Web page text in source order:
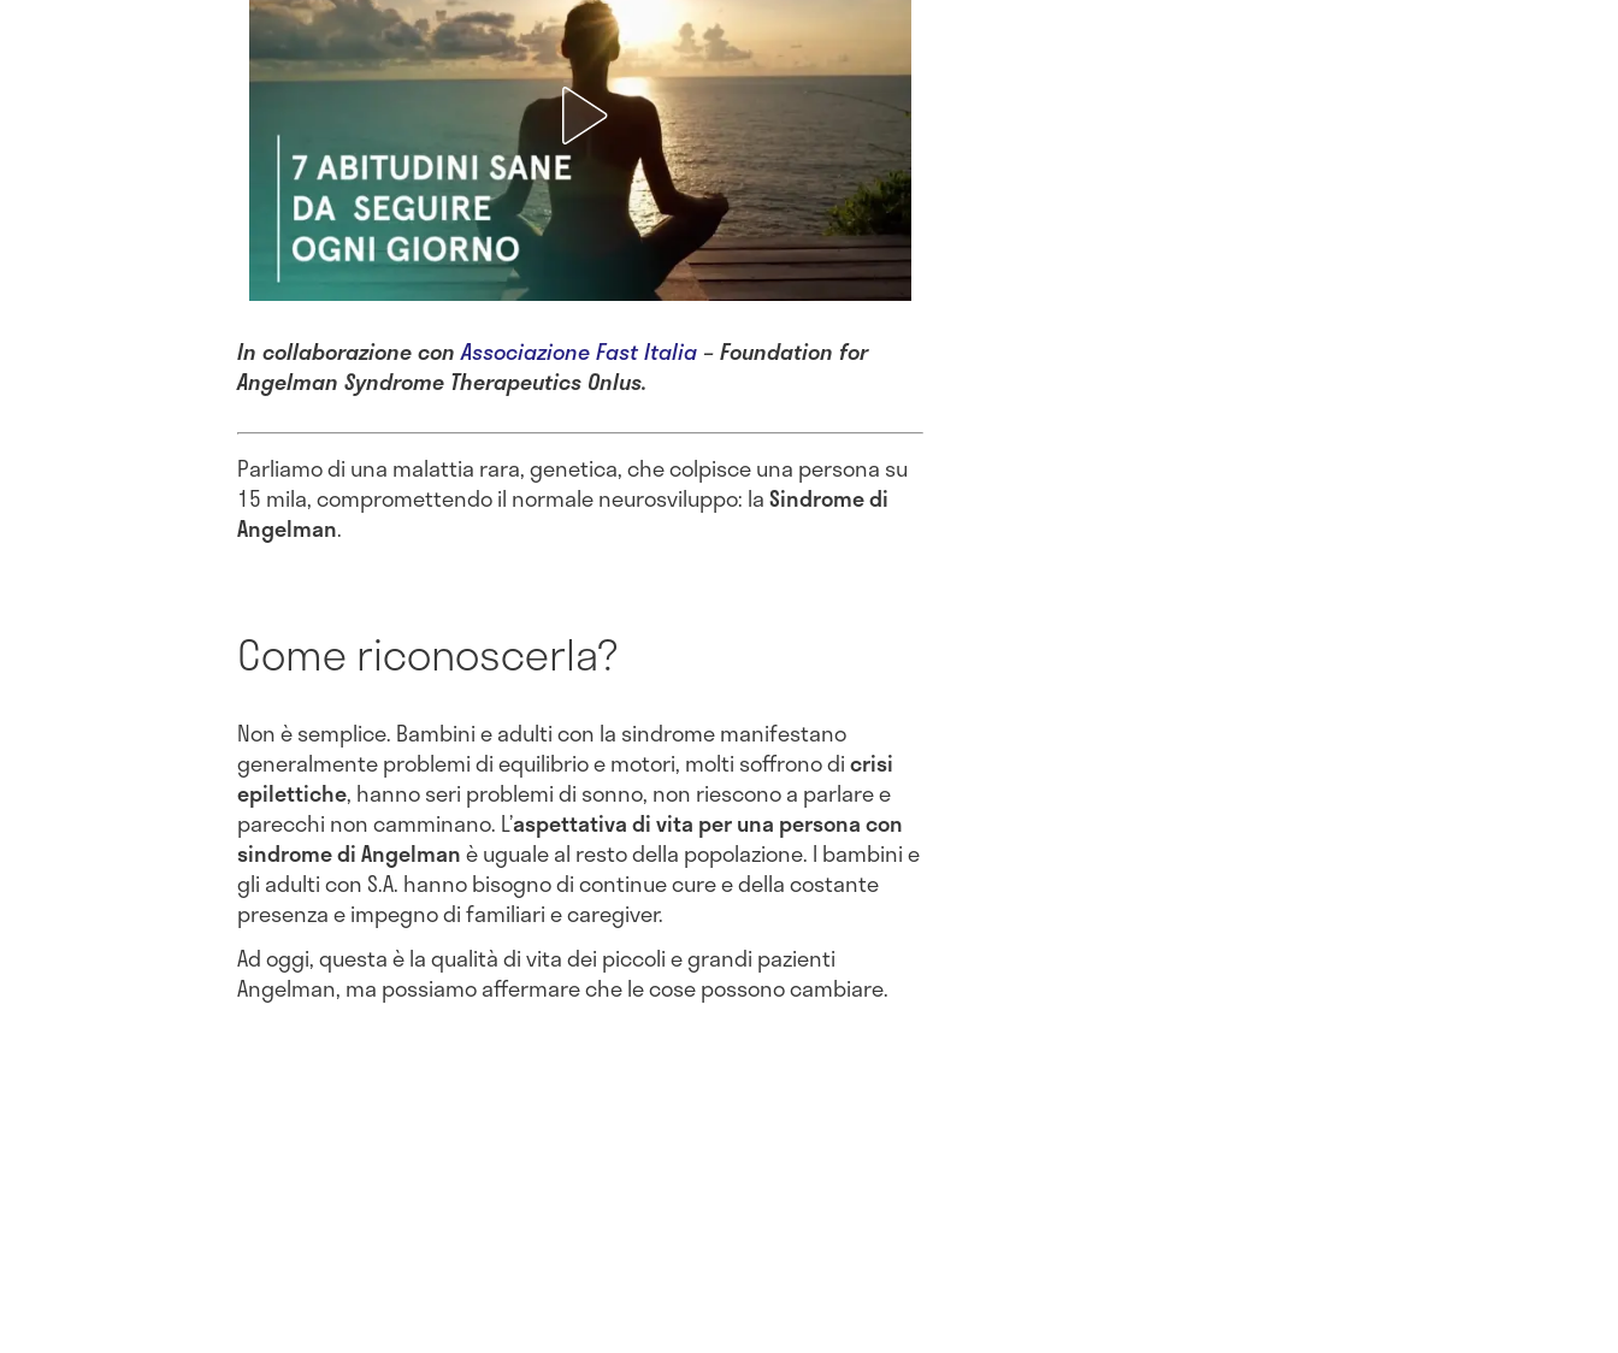
In collaborazione conAssociazione Fast Italia – Foundation for
Angelman Syndrome Therapeutics Onlus.
Parliamo di una malattia rara, genetica, che colpisce una persona su
15 mila, compromettendo il normale neurosviluppo: laSindrome di
Angelman.
Come riconoscerla?
Non è semplice. Bambini e adulti con la sindrome manifestano
generalmente problemi di equilibrio e motori, molti soffrono dicrisi
epilettiche, hanno seri problemi di sonno, non riescono a parlare e
parecchi non camminano. L’aspettativa di vita per una persona con
sindrome di Angelmanè uguale al resto della popolazione. I bambini e
gli adulti con S.A. hanno bisogno di continue cure e della costante
presenza e impegno di familiari e caregiver.
Ad oggi, questa è la qualità di vita dei piccoli e grandi pazienti
Angelman, ma possiamo affermare che le cose possono cambiare.